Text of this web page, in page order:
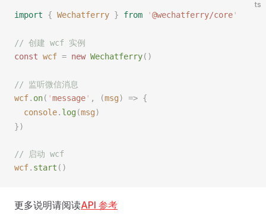
ts
import { Wechatferry } from '@wechatferry/core'
// 创建 wcf 实例
const wcf = new Wechatferry()
// 监听微信消息
wcf. on( 'message' , (msg) => {
console. log(msg)
})
// 启动 wcf
wcf. start ()
更多说明请阅读API 参考